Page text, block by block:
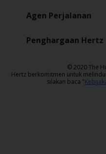
Agen Perjalanan
Penghargaan Hertz
​© 2020 The
Hertz berkomitmen untuk
silakan baca "